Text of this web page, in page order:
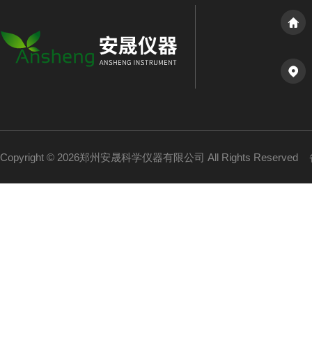
Copyright © 2026郑州安晟科学仪器有限公司 All Rights Reserved